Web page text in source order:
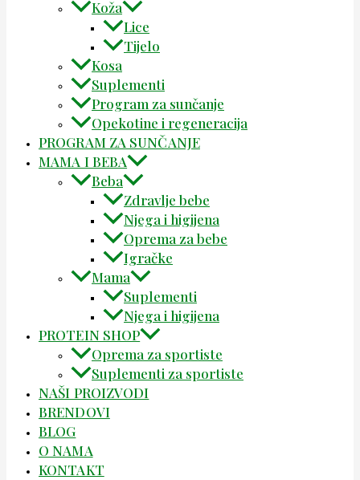
Koža
Lice
Tijelo
Kosa
Suplementi
Program za sunčanje
Opekotine i regeneracija
PROGRAM ZA SUNČANJE
MAMA I BEBA
Beba
Zdravlje bebe
Njega i higijena
Oprema za bebe
Igračke
Mama
Suplementi
Njega i higijena
PROTEIN SHOP
Oprema za sportiste
Suplementi za sportiste
NAŠI PROIZVODI
BRENDOVI
BLOG
O NAMA
KONTAKT